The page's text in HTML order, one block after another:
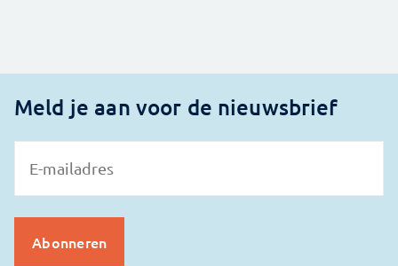
Meld je aan voor de nieuwsbrief